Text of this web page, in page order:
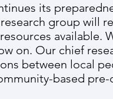
its
group will
available.
on. Our chief
between local
based pre-